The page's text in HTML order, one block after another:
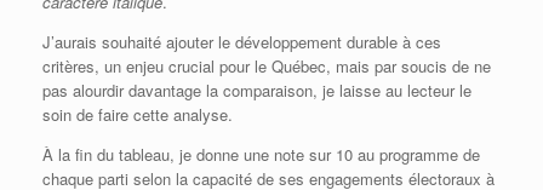
J’aurais souhaité ajouter le développement durable à ces
critères, un enjeu crucial pour le Québec, mais par soucis de ne
pas alourdir davantage la comparaison, je laisse au lecteur le
soin de faire cette analyse.
À la fin du tableau, je donne une note sur 10 au programme de
chaque parti selon la capacité de ses engagements électoraux à